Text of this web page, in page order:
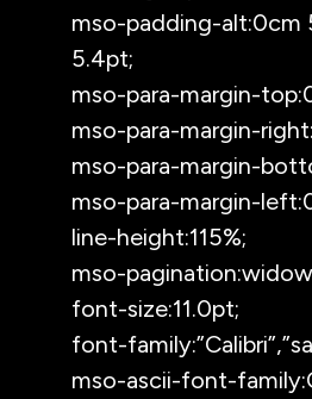
mso-padding-alt:0cm
5.4pt;
mso-para-margin-
mso-para-margin-
mso-para-margin-
mso-para-margin-
line-height:115%;
mso-
font-size:11.0pt;
font-
mso-ascii-font-